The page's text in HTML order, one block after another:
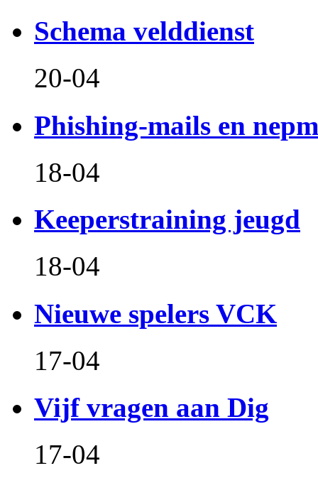
Schema velddienst
20-04
Phishing-mails en
18-04
Keeperstraining jeugd
18-04
Nieuwe spelers VCK
17-04
Vijf vragen aan Dig
17-04